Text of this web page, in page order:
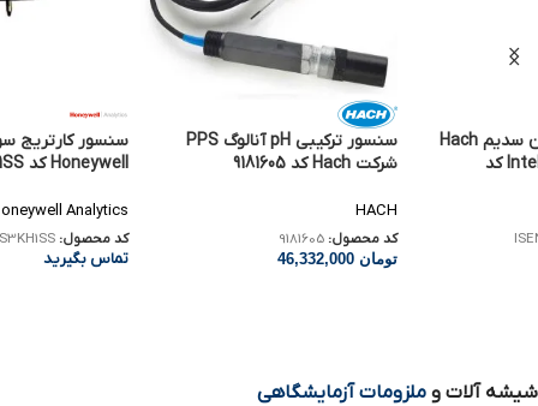
الکترود انتخابی یون سدیم Hach
IntelliCAL ISENA38101 کد
سنسور ترکیبی pH آنالوگ PPS
شرکت Hach کد 9181605
HACH
کد محصول: 9181605
تومان
سنسور کارتریج
Honeywell کد S3KH1SS
Analytics
کد محصول: S3KH1SS
تماس بگیرید
شیشه آلات و ملزومات آزمایشگاهی